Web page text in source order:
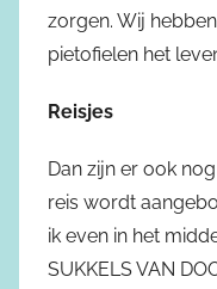
zorgen. Wij
pietofielen het
Reisjes
Dan zijn er ook
reis wordt
ik even in het
SUKKELS VAN